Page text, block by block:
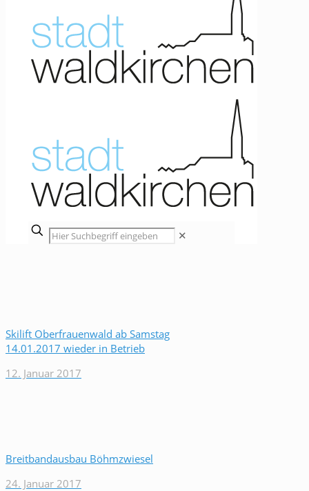
✕
Skilift Oberfrauenwald ab Samstag
14.01.2017 wieder in Betrieb
12. Januar 2017
Breitbandausbau Böhmzwiesel
24. Januar 2017